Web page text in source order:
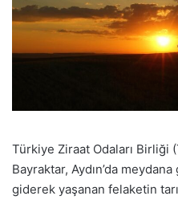
Türkiye Ziraat Odaları Birliği
Bayraktar, Aydın’da
giderek yaşanan felaketin